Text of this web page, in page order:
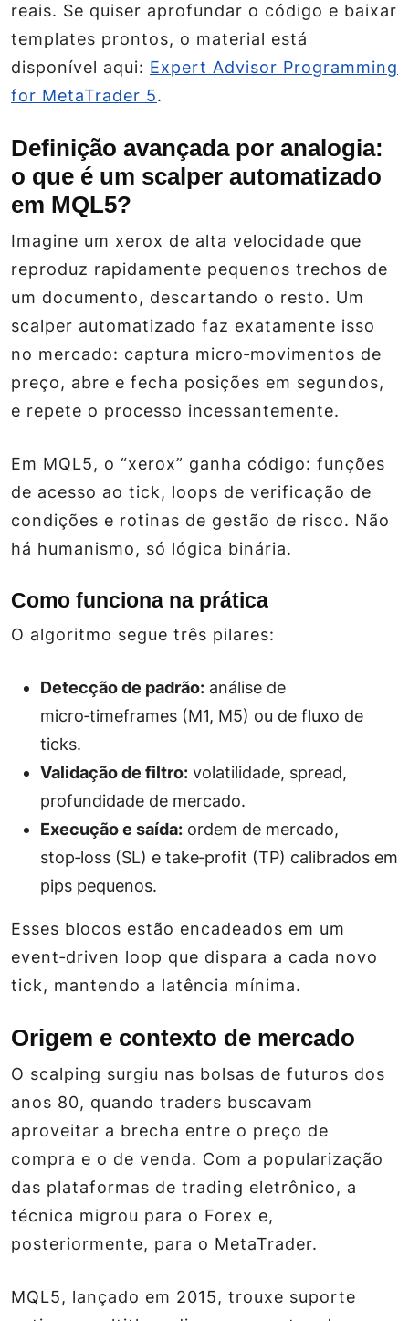
reais. Se quiser aprofundar o código e baixar
templates prontos, o material está
disponível aqui: Expert Advisor Programming
for MetaTrader 5.
Definição avançada por analogia:
o que é um scalper automatizado
em MQL5?
Imagine um xerox de alta velocidade que
reproduz rapidamente pequenos trechos de
um documento, descartando o resto. Um
scalper automatizado faz exatamente isso
no mercado: captura micro‑movimentos de
preço, abre e fecha posições em segundos,
e repete o processo incessantemente.
Em MQL5, o “xerox” ganha código: funções
de acesso ao tick, loops de verificação de
condições e rotinas de gestão de risco. Não
há humanismo, só lógica binária.
Como funciona na prática
O algoritmo segue três pilares:
Detecção de padrão: análise de
micro‑timeframes (M1, M5) ou de fluxo de
ticks.
Validação de filtro: volatilidade, spread,
profundidade de mercado.
Execução e saída: ordem de mercado,
stop‑loss (SL) e take‑profit (TP) calibrados em
pips pequenos.
Esses blocos estão encadeados em um
event‑driven loop que dispara a cada novo
tick, mantendo a latência mínima.
Origem e contexto de mercado
O scalping surgiu nas bolsas de futuros dos
anos 80, quando traders buscavam
aproveitar a brecha entre o preço de
compra e o de venda. Com a popularização
das plataformas de trading eletrônico, a
técnica migrou para o Forex e,
posteriormente, para o MetaTrader.
MQL5, lançado em 2015, trouxe suporte